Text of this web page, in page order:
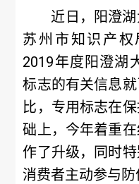
近日，阳澄
苏州市知识产权
2019年度阳澄湖
标志的有关信息
比，专用标志在
础上，今年着重
作了升级，同时
消费者主动参与防